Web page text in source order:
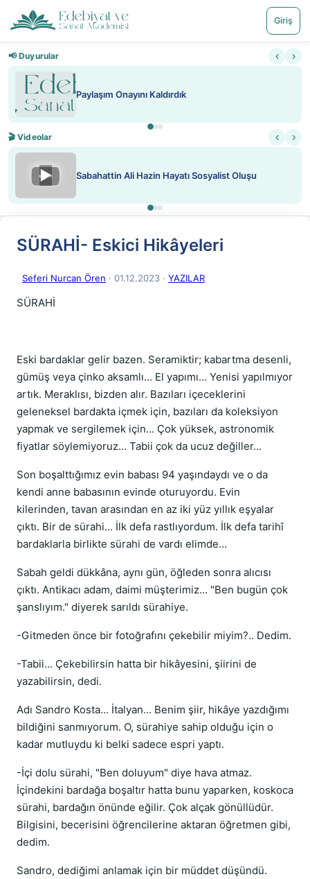
Giriş
📢 Duyurular ‹ ›
Paylaşım Onayını Kaldırdık
🎬 Videolar ‹ ›
▶ Sabahattin Ali Hazin Hayatı Sosyalist Oluşu
SÜRAHİ- Eskici Hikâyeleri
Seferi Nurcan Ören · 01.12.2023 · YAZILAR
SÜRAHİ
Eski bardaklar gelir bazen. Seramiktir; kabartma desenli,
gümüş veya çinko aksamlı... El yapımı... Yenisi yapılmıyor
artık. Meraklısı, bizden alır. Bazıları içeceklerini
geleneksel bardakta içmek için, bazıları da koleksiyon
yapmak ve sergilemek için... Çok yüksek, astronomik
fiyatlar söylemiyoruz... Tabii çok da ucuz değiller...
Son boşalttığımız evin babası 94 yaşındaydı ve o da
kendi anne babasının evinde oturuyordu. Evin
kilerinden, tavan arasından en az iki yüz yıllık eşyalar
çıktı. Bir de sürahi... İlk defa rastlıyordum. İlk defa tarihî
bardaklarla birlikte sürahi de vardı elimde...
Sabah geldi dükkâna, aynı gün, öğleden sonra alıcısı
çıktı. Antikacı adam, daimi müşterimiz... "Ben bugün çok
şanslıyım." diyerek sarıldı sürahiye.
-Gitmeden önce bir fotoğrafını çekebilir miyim?.. Dedim.
-Tabii... Çekebilirsin hatta bir hikâyesini, şiirini de
yazabilirsin, dedi.
Adı Sandro Kosta... İtalyan... Benim şiir, hikâye yazdığımı
bildiğini sanmıyorum. O, sürahiye sahip olduğu için o
kadar mutluydu ki belki sadece espri yaptı.
-İçi dolu sürahi, "Ben doluyum" diye hava atmaz.
İçindekini bardağa boşaltır hatta bunu yaparken, koskoca
sürahi, bardağın önünde eğilir. Çok alçak gönüllüdür.
Bilgisini, becerisini öğrencilerine aktaran öğretmen gibi,
dedim.
Sandro, dediğimi anlamak için bir müddet düşündü.